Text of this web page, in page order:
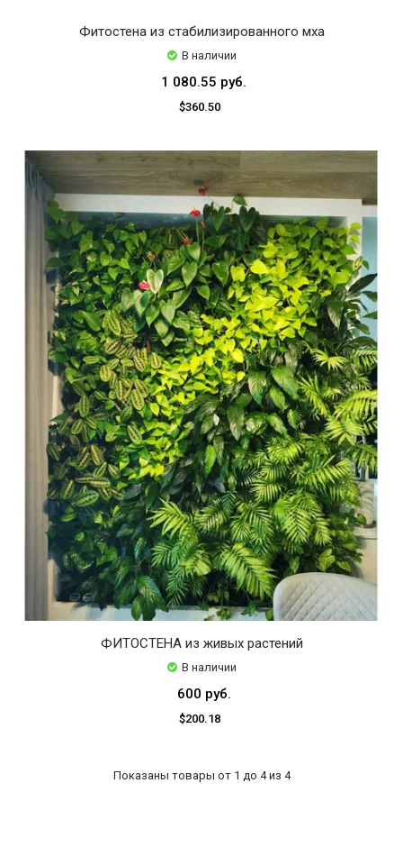
Фитостена из стабилизированного мха
В наличии
1 080.55 руб.
$360.50
ФИТОСТЕНА из живых растений
В наличии
600 руб.
$200.18
Показаны товары от 1 до 4 из 4